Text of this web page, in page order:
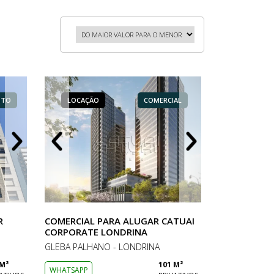
LOCAÇÃO COMERCIAL
LOCAÇÃO APARTAMENTO
LOCAÇÃO COMERCIAL
COMERCIAL PARA ALUGAR CATUAI
CORPORATE LONDRINA
GLEBA PALHANO - LONDRINA
WHATSAPP
101 M²